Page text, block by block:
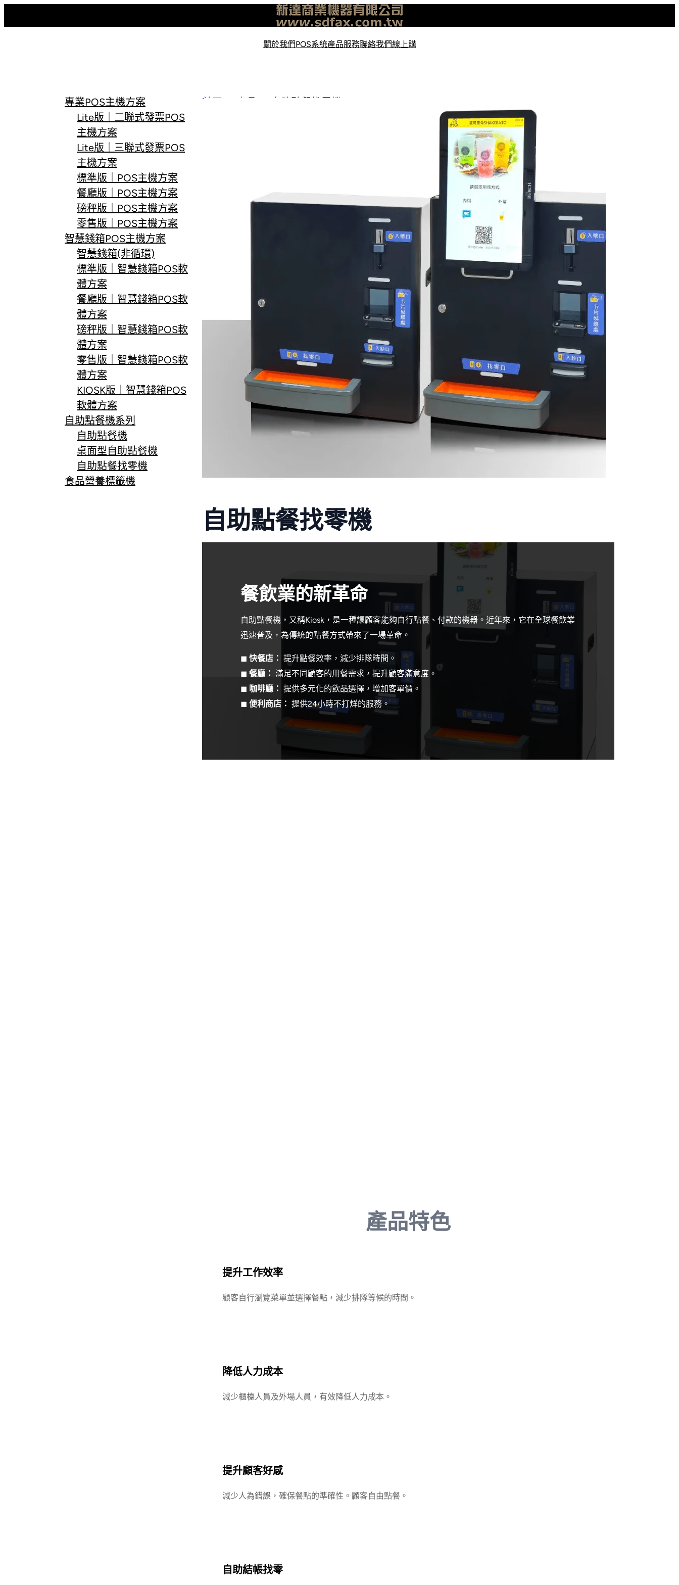
至
關於我們POS系統產品服務聯絡我們線上購
專業POS主機方案
Lite版｜二聯式發票POS
主機方案
Lite版｜三聯式發票POS
主機方案
標準版｜POS主機方案
餐廳版｜POS主機方案
磅秤版｜POS主機方案
零售版｜POS主機方案
智慧錢箱POS主機方案
智慧錢箱(非循環)
標準版｜智慧錢箱POS軟
體方案
餐廳版｜智慧錢箱POS軟
體方案
磅秤版｜智慧錢箱POS軟
體方案
零售版｜智慧錢箱POS軟
體方案
KIOSK版｜智慧錢箱POS
軟體方案
自助點餐機系列
自助點餐機
桌面型自助點餐機
自助點餐找零機
食品營養標籤機
首頁
自助點餐找零機
餐飲業的新革命
自助點餐機，又稱Kiosk，是一種讓顧客能夠自行點餐、付款的機器。近年來，它在全球餐飲業
迅速普及，為傳統的點餐方式帶來了一場革命。
◼ 快餐店： 提升點餐效率，減少排隊時間。
◼ 餐廳： 滿足不同顧客的用餐需求，提升顧客滿意度。
◼ 咖啡廳： 提供多元化的飲品選擇，增加客單價。
◼ 便利商店： 提供24小時不打烊的服務。
產品特色
提升工作效率
顧客自行瀏覽菜單並選擇餐點，減少排隊等候的時間。
降低人力成本
減少櫃檯人員及外場人員，有效降低人力成本。
提升顧客好感
減少人為錯誤，確保餐點的準確性。顧客自由點餐。
自助結帳找零